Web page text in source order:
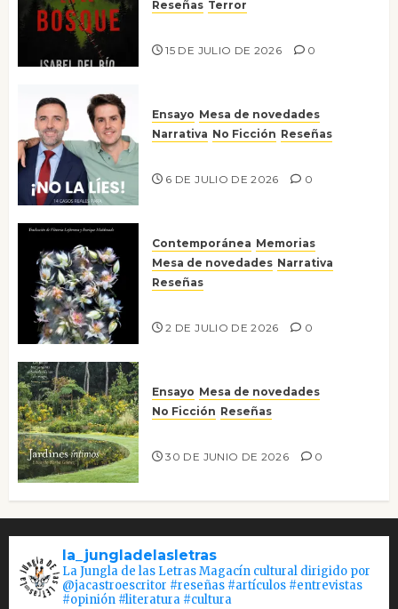
Reseñas Terror
15 DE JULIO DE 2026 0
Ensayo Mesa de novedades
Narrativa No Ficción Reseñas
6 DE JULIO DE 2026 0
Contemporánea Memorias
Mesa de novedades Narrativa
Reseñas
2 DE JULIO DE 2026 0
Ensayo Mesa de novedades
No Ficción Reseñas
30 DE JUNIO DE 2026 0
la_jungladelasletras
La Jungla de las Letras Magacín cultural dirigido por
@jacastroescritor #reseñas #artículos #entrevistas
#opinión #literatura #cultura